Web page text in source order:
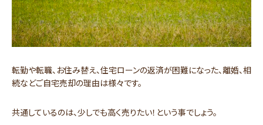
転勤や転職、お住み替え、住宅ローンの返済が困難になった、離婚、相
続などご自宅売却の理由は様々です。
共通しているのは、少しでも高く売りたい！という事でしょう。